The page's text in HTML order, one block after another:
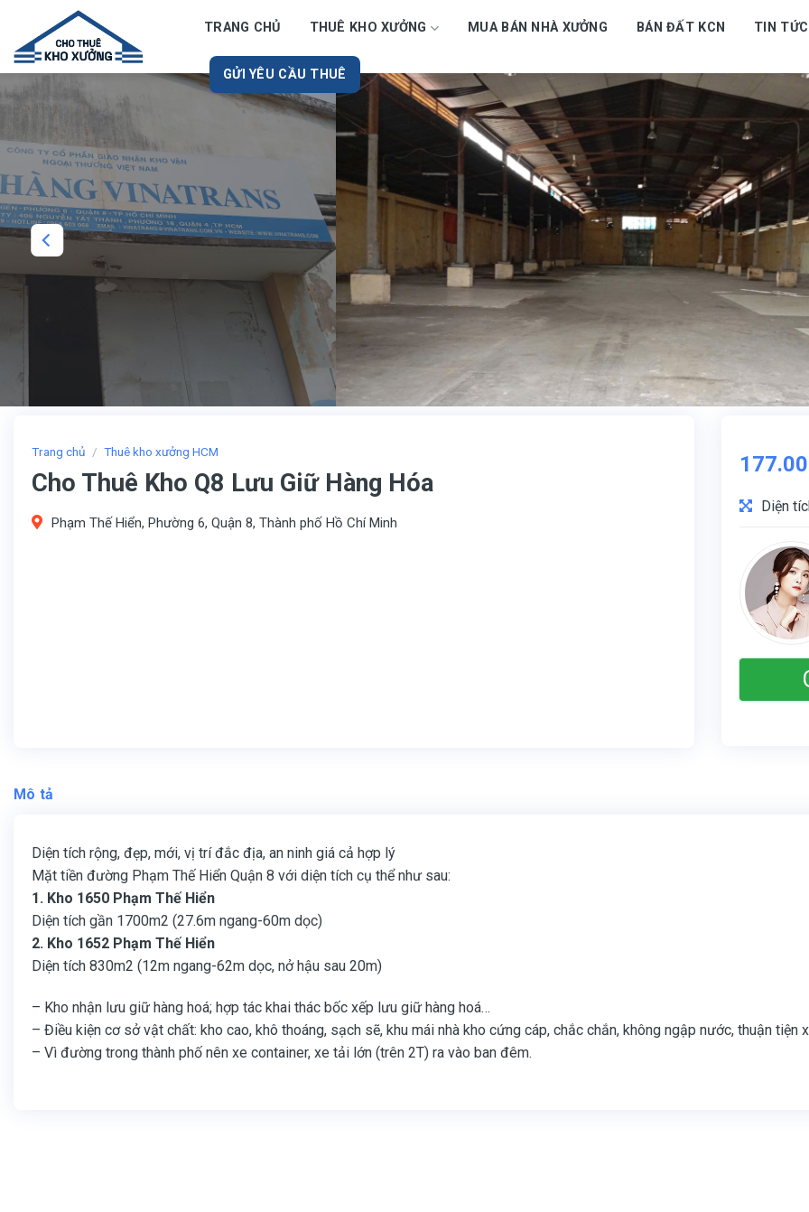
content
TRANG CHỦ THUÊ KHO XƯỞNG MUA BÁN NHÀ XƯỞNG BÁN ĐẤT KCN TIN TỨC
GỬI YÊU CẦU THUÊ
Trang chủ / Thuê kho xưởng HCM
Cho Thuê Kho Q8 Lưu Giữ Hàng Hóa
Phạm Thế Hiển, Phường 6, Quận 8, Thành phố Hồ Chí Minh
Diện
Mô tả
Diện tích rộng, đẹp, mới, vị trí đắc địa, an ninh giá cả hợp lý
Mặt tiền đường Phạm Thế Hiển Quận 8 với diện tích cụ thể như sau:
1. Kho 1650 Phạm Thế Hiển
Diện tích gần 1700m2 (27.6m ngang-60m dọc)
2. Kho 1652 Phạm Thế Hiển
Diện tích 830m2 (12m ngang-62m dọc, nở hậu sau 20m)
– Kho nhận lưu giữ hàng hoá; hợp tác khai thác bốc xếp lưu giữ hàng hoá…
– Điều kiện cơ sở vật chất: kho cao, khô thoáng, sạch sẽ, khu mái nhà kho cứng cáp, chắc chắn, không ngập nước, thuận tiện
– Vì đường trong thành phố nên xe container, xe tải lớn (trên 2T) ra vào ban đêm.